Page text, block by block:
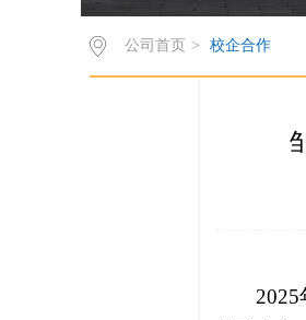
公司首页 > 校企合作